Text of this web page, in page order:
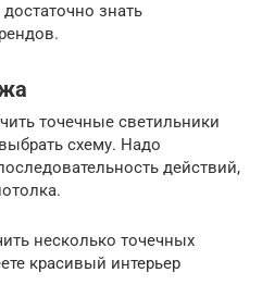
знать
точечные светильники
схему. Надо
действий,
несколько точечных
красивый интерьер